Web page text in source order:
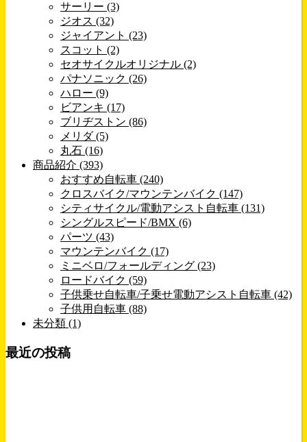
サーリー (3)
ジオス (32)
ジャイアント (23)
スコット (2)
セオサイクルオリジナル (2)
パナソニック (26)
ハロー (9)
ビアンキ (17)
ブリヂストン (86)
メリダ (5)
丸石 (16)
商品紹介 (393)
おすすめ自転車 (240)
クロスバイク/マウンテンバイク (147)
シティサイクル/電動アシスト自転車 (131)
シングルスピード/BMX (6)
パーツ (43)
マウンテンバイク (17)
ミニベロ/フォールディング (23)
ロードバイク (59)
子供乗せ自転車/子乗せ電動アシスト自転車 (42)
子供用自転車 (88)
未分類 (1)
最近の投稿